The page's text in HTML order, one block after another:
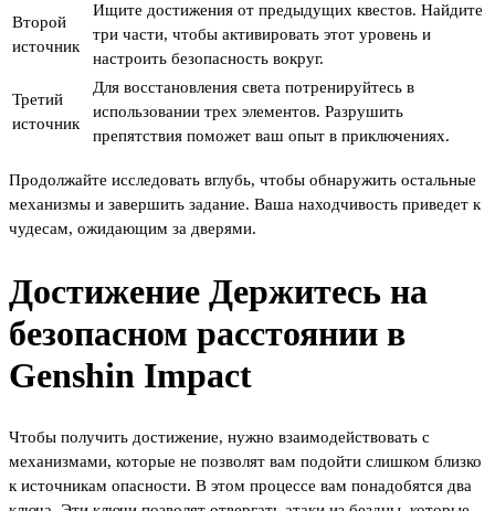
Второй
источник
Ищите достижения от предыдущих квестов. Найдите
три части, чтобы активировать этот уровень и
настроить безопасность вокруг.
Третий
источник
Для восстановления света потренируйтесь в
использовании трех элементов. Разрушить
препятствия поможет ваш опыт в приключениях.
Продолжайте исследовать вглубь, чтобы обнаружить остальные
механизмы и завершить задание. Ваша находчивость приведет к
чудесам, ожидающим за дверями.
Достижение Держитесь на
безопасном расстоянии в
Genshin Impact
Чтобы получить достижение, нужно взаимодействовать с
механизмами, которые не позволят вам подойти слишком близко
к источникам опасности. В этом процессе вам понадобятся два